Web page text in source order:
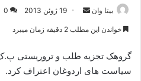
بیتا وان
ر
ل
19 ژوئن 2013 0
خواندن این مطلب 2 دقیقه زمان میبرد
گروهک تجزیه طلب و تروریستی
سیاست های اردوغان اعتراف کرد.